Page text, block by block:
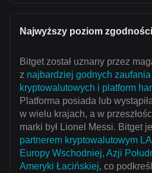
Najwyższy poziom
Bitget został uznany przez
z najbardziej godnych zaufania
kryptowalutowych i platform
Platforma posiada lub
w wielu krajach, a w
marki był Lionel Messi. Bitget
partnerem kryptowalutowym
Europy Wschodniej, Azji
Ameryki Łacińskiej, co